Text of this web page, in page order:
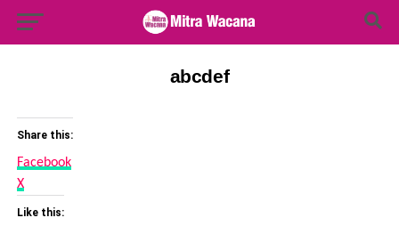
for:
abcdef
Share this:
Facebook
X
Like this: